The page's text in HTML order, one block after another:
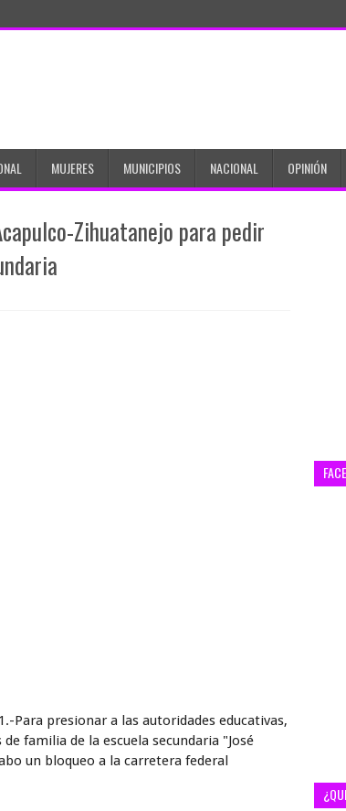
MUJERES MUNICIPIOS NACIONAL OPINIÓN
Zihuatanejo para pedir
Para presionar a las autoridades educativas,
familia de la escuela secundaria "José
un bloqueo a la carretera federal